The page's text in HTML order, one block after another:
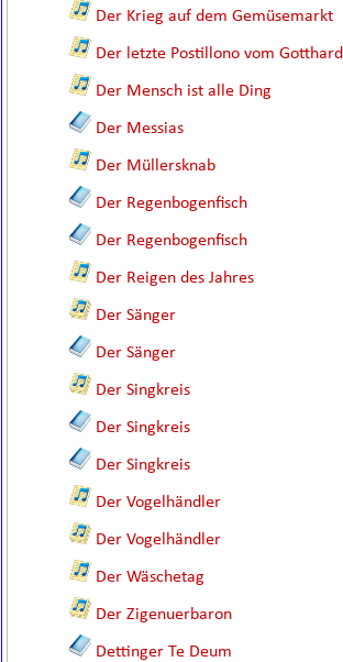
Der Krieg auf dem Gemüsemarkt
Der letzte Postillono vom Gotthard
Der Mensch ist alle Ding
Der Messias
Der Müllersknab
Der Regenbogenfisch
Der Regenbogenfisch
Der Reigen des Jahres
Der Sänger
Der Sänger
Der Singkreis
Der Singkreis
Der Singkreis
Der Vogelhändler
Der Vogelhändler
Der Wäschetag
Der Zigenuerbaron
Dettinger Te Deum